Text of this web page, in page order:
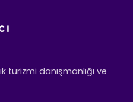
turizmi danışmanlığı ve